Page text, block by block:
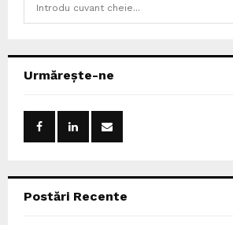
h
o
Urmărește-ne
Postări Recente